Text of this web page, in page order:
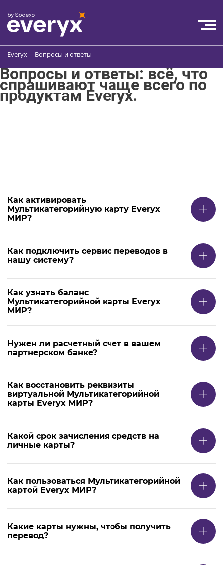
Everyx Вопросы и ответы
Вопросы и ответы: всё, что
спрашивают чаще всего по
продуктам Everyx.
Как активировать
Мультикатегорийную карту Everyx
МИР?
Как подключить сервис переводов в
нашу систему?
Как узнать баланс
Мультикатегорийной карты Everyx
МИР?
Нужен ли расчетный счет в вашем
партнерском банке?
Как восстановить реквизиты
виртуальной Мультикатегорийной
карты Everyx МИР?
Какой срок зачисления средств на
личные карты?
Как пользоваться Мультикатегорийной
картой Everyx МИР?
Какие карты нужны, чтобы получить
перевод?